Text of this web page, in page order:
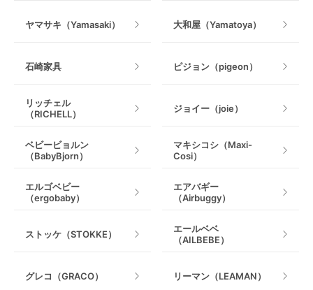
ヤマサキ（Yamasaki） 大和屋（Yamatoya）
石崎家具 ピジョン（pigeon）
リッチェル
（RICHELL）
ジョイー（joie）
ベビービョルン
（BabyBjorn）
マキシコシ（Maxi-
Cosi）
エルゴベビー
（ergobaby）
エアバギー
（Airbuggy）
ストッケ（STOKKE）
エールベベ
（AILBEBE）
グレコ（GRACO） リーマン（LEAMAN）